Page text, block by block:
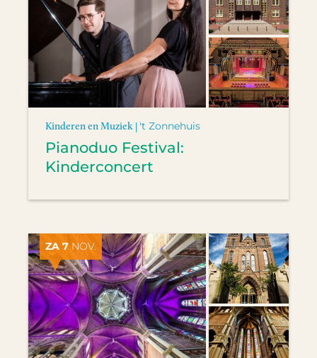
Kinderen en Muziek | 't Zonnehuis
Pianoduo Festival:
Kinderconcert
ZA 7 NOV.